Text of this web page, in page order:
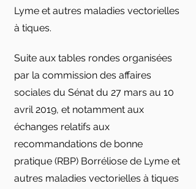
Lyme et autres maladies vectorielles
à tiques.
Suite aux tables rondes organisées
par la commission des affaires
sociales du Sénat du 27 mars au 10
avril 2019, et notamment aux
échanges relatifs aux
recommandations de bonne
pratique (RBP) Borréliose de Lyme et
autres maladies vectorielles à tiques